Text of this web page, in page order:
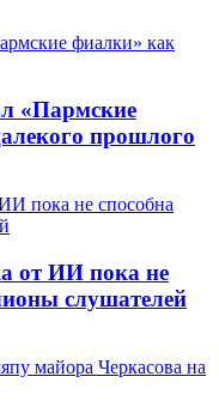
«Пармские
прошлого
от ИИ пока не
слушателей